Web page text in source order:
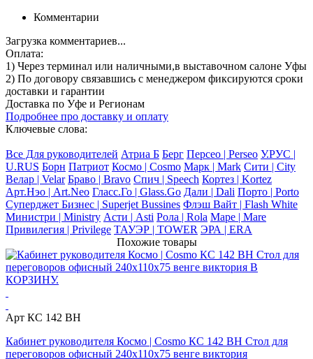
Комментарии
Загрузка комментариев...
Оплата:
1) Через терминал или наличными,в выставочном салоне Уфы
2) По договору связавшись с менеджером фиксируются сроки
доставки и гарантии
Доставка по Уфе и Регионам
Подробнее про доставку и оплату
Ключевые слова:
Все Для руководителей Атриа Б Берг Персео | Perseo У.РУС |
U.RUS Борн Патриот Космо | Cosmo Марк | Mark Сити | City
Велар | Velar Браво | Bravo Спич | Speech Кортез | Kortez
Арт.Нэо | Art.Neo Гласс.Го | Glass.Go Дали | Dali Порто | Porto
Суперджет Бизнес | Superjet Bussines Флэш Вайт | Flash White
Министри | Ministry Асти | Asti Рола | Rola Маре | Mare
Привилегия | Privilege ТАУЭР | TOWER ЭРА | ERA
Похожие товары
Арт КС 142 ВН
Кабинет руководителя Космо | Cosmo КС 142 ВН Стол для
переговоров офисный 240х110х75 венге виктория